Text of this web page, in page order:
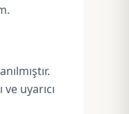
uyarıcı